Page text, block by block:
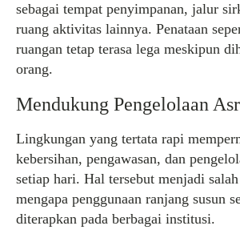
sebagai tempat penyimpanan, jalur
ruang aktivitas lainnya. Penataan
ruangan tetap terasa lega meskipun
orang.
Mendukung Pengelolaan
Lingkungan yang tertata rapi
kebersihan, pengawasan, dan
setiap hari. Hal tersebut menjadi
mengapa penggunaan ranjang susun
diterapkan pada berbagai institusi.